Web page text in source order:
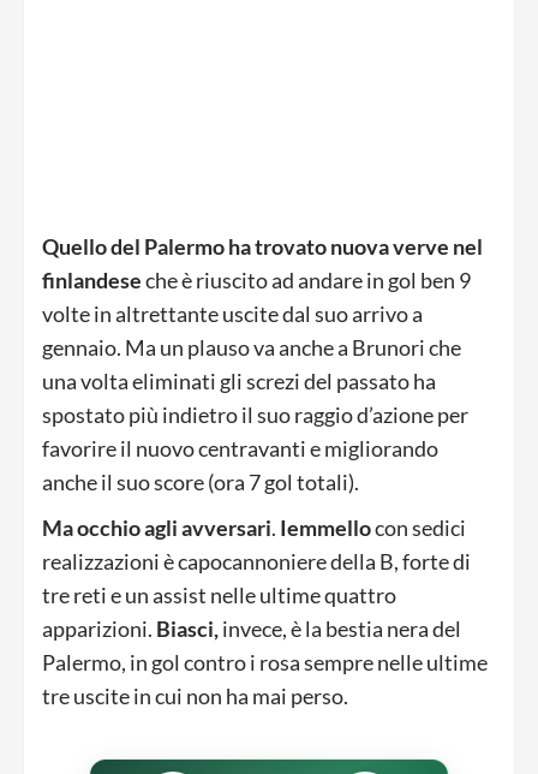
Quello del Palermo ha trovato nuova verve nel
finlandeseche è riuscito ad andare in gol ben 9
volte in altrettante uscite dal suo arrivo a
gennaio. Ma un plauso va anche a Brunori che
una volta eliminati gli screzi del passato ha
spostato più indietro il suo raggio d’azione per
favorire il nuovo centravanti e migliorando
anche il suo score (ora 7 gol totali).
Ma occhio agli avversari. Iemmellocon sedici
realizzazioni è capocannoniere della B, forte di
tre reti e un assist nelle ultime quattro
apparizioni. Biasci,invece, è la bestia nera del
Palermo, in gol contro i rosa sempre nelle ultime
tre uscite in cui non ha mai perso.